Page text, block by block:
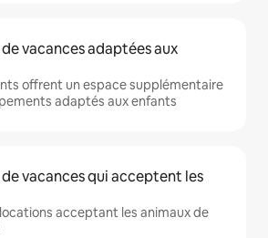
vacances adaptées aux
offrent un espace supplémentaire
adaptés aux enfants
vacances qui acceptent les
acceptant les animaux de